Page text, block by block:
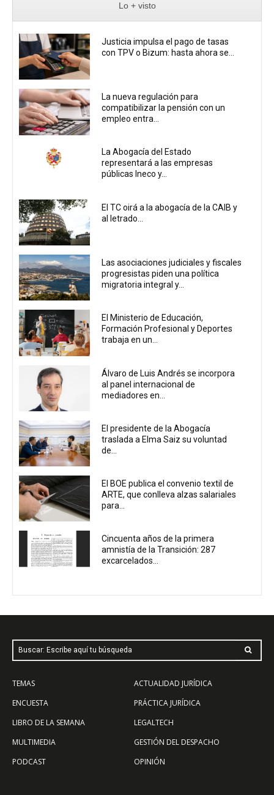
Lo + visto
Justicia impulsa el pago de tasas
con TPV o Bizum: hasta ahora se...
La nueva regulación para
compatibilizar la pensión con un
empleo entra...
La Abogacía del Estado
representará a las empresas
públicas Ineco y...
El TC oirá a la abogacía de la CAIB y
al letrado...
Las asociaciones judiciales y fiscales
progresistas piden una política
migratoria integral y...
El Ministerio de Educación,
Formación Profesional y Deportes
trabaja en un...
Álvaro de Luis Andrés se incorpora
al panel internacional de
mediadores en...
El presidente de la Abogacía
traslada a Elma Saiz su voluntad
de...
El BOE publica el convenio textil de
ARTE, que conlleva alzas salariales
para...
Cincuenta años de la primera
amnistía de la Transición: 287
excarcelados...
Buscar: Escribe aquí tu búsqueda
TEMAS
ENCUESTA
LIBRO DE LA SEMANA
MULTIMEDIA
PODCAST
ACTUALIDAD JURÍDICA
PRÁCTICA JURÍDICA
LEGALTECH
GESTIÓN DEL DESPACHO
OPINIÓN